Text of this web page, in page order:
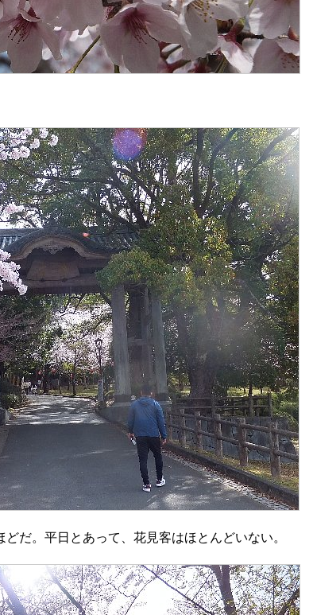
だ。平日とあって、花見客はほとんどいない。